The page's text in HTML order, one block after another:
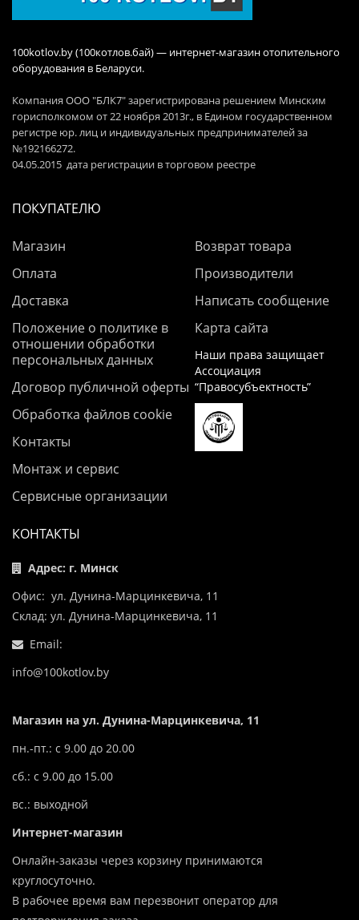
100kotlov.by (100котлов.бай) — интернет-магазин отопительного
оборудования в Беларуси.
Компания ООО "БЛК7" зарегистрирована решением Минским
горисполкомом от 22 ноября 2013г., в Едином государственном
регистре юр. лиц и индивидуальных предпринимателей за
№192166272.
04.05.2015 дата регистрации в торговом реестре
ПОКУПАТЕЛЮ
Магазин
Оплата
Доставка
Положение о политике в
отношении обработки
персональных данных
Договор публичной оферты
Обработка файлов cookie
Контакты
Монтаж и сервис
Сервисные организации
Возврат товара
Производители
Написать сообщение
Карта сайта
Наши права защищает
Ассоциация
“Правосубъектность”
КОНТАКТЫ
Адрес: г. Минск
Офис: ул. Дунина-Марцинкевича, 11
Склад: ул. Дунина-Марцинкевича, 11
Email:
info@100kotlov.by
Магазин на ул. Дунина-Марцинкевича, 11
пн.-пт.: с 9.00 до 20.00
сб.: с 9.00 до 15.00
вс.: выходной
Интернет-магазин
Онлайн-заказы через корзину принимаются
круглосуточно.
В рабочее время вам перезвонит оператор для